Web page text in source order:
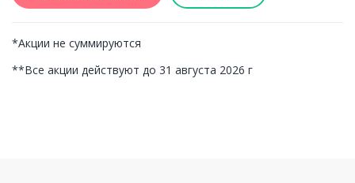
*Акции не суммируются
**Все акции действуют до 31 августа 2026 г